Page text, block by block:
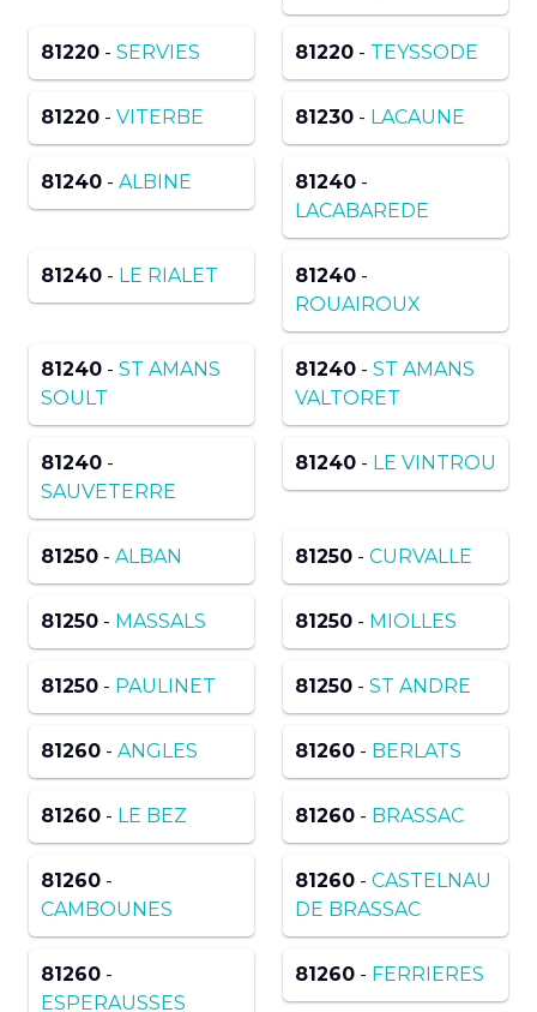
81220 - SERVIES 81220 - TEYSSODE
81220 - VITERBE 81230 - LACAUNE
81240 - ALBINE 81240 -
LACABAREDE
81240 - LE RIALET 81240 -
ROUAIROUX
81240 - ST AMANS
SOULT
81240 - ST AMANS
VALTORET
81240 -
SAUVETERRE
81240 - LE VINTROU
81250 - ALBAN 81250 - CURVALLE
81250 - MASSALS 81250 - MIOLLES
81250 - PAULINET 81250 - ST ANDRE
81260 - ANGLES 81260 - BERLATS
81260 - LE BEZ 81260 - BRASSAC
81260 -
CAMBOUNES
81260 - CASTELNAU
DE BRASSAC
81260 -
ESPERAUSSES
81260 - FERRIERES